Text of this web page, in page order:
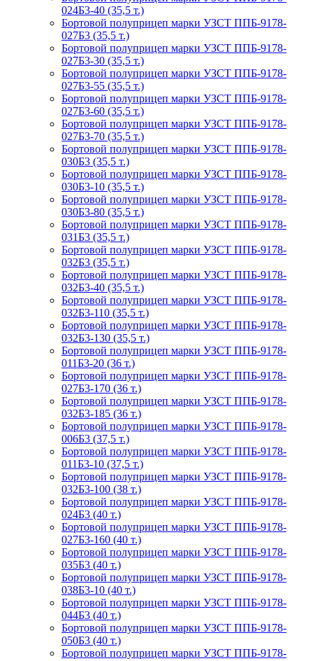
024Б3-40 (35,5 т.)
Бортовой полуприцеп марки УЗСТ ППБ-9178-
027Б3 (35,5 т.)
Бортовой полуприцеп марки УЗСТ ППБ-9178-
027Б3-30 (35,5 т.)
Бортовой полуприцеп марки УЗСТ ППБ-9178-
027Б3-55 (35,5 т.)
Бортовой полуприцеп марки УЗСТ ППБ-9178-
027Б3-60 (35,5 т.)
Бортовой полуприцеп марки УЗСТ ППБ-9178-
027Б3-70 (35,5 т.)
Бортовой полуприцеп марки УЗСТ ППБ-9178-
030Б3 (35,5 т.)
Бортовой полуприцеп марки УЗСТ ППБ-9178-
030Б3-10 (35,5 т.)
Бортовой полуприцеп марки УЗСТ ППБ-9178-
030Б3-80 (35,5 т.)
Бортовой полуприцеп марки УЗСТ ППБ-9178-
031Б3 (35,5 т.)
Бортовой полуприцеп марки УЗСТ ППБ-9178-
032Б3 (35,5 т.)
Бортовой полуприцеп марки УЗСТ ППБ-9178-
032Б3-40 (35,5 т.)
Бортовой полуприцеп марки УЗСТ ППБ-9178-
032Б3-110 (35,5 т.)
Бортовой полуприцеп марки УЗСТ ППБ-9178-
032Б3-130 (35,5 т.)
Бортовой полуприцеп марки УЗСТ ППБ-9178-
011Б3-20 (36 т.)
Бортовой полуприцеп марки УЗСТ ППБ-9178-
027Б3-170 (36 т.)
Бортовой полуприцеп марки УЗСТ ППБ-9178-
032Б3-185 (36 т.)
Бортовой полуприцеп марки УЗСТ ППБ-9178-
006Б3 (37,5 т.)
Бортовой полуприцеп марки УЗСТ ППБ-9178-
011Б3-10 (37,5 т.)
Бортовой полуприцеп марки УЗСТ ППБ-9178-
032Б3-100 (38 т.)
Бортовой полуприцеп марки УЗСТ ППБ-9178-
024Б3 (40 т.)
Бортовой полуприцеп марки УЗСТ ППБ-9178-
027Б3-160 (40 т.)
Бортовой полуприцеп марки УЗСТ ППБ-9178-
035Б3 (40 т.)
Бортовой полуприцеп марки УЗСТ ППБ-9178-
038Б3-10 (40 т.)
Бортовой полуприцеп марки УЗСТ ППБ-9178-
044Б3 (40 т.)
Бортовой полуприцеп марки УЗСТ ППБ-9178-
050Б3 (40 т.)
Бортовой полуприцеп марки УЗСТ ППБ-9178-